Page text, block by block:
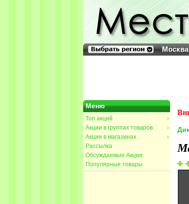
Меню
>
Топ акций
>
Акции в группах товаров
>
Акции в магазинах
Рассылка
Обсуждаемые Акции
Популярные товары